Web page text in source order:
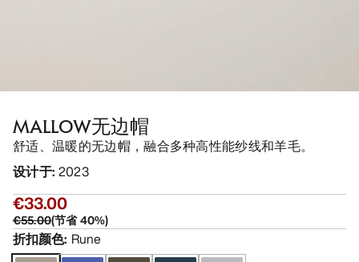
MALLOW无边帽
舒适、温暖的无边帽，融合多种高性能纱线和羊毛。
设计于: 2023
€33.00
€55.00(节省40%)
折扣颜色: Rune